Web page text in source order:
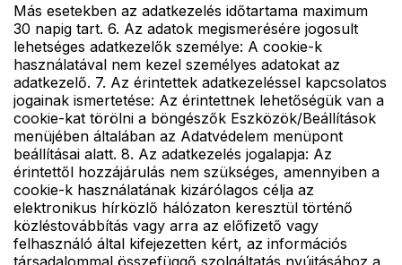
Más esetekben az adatkezelés időtartama maximum
30 napig tart. 6. Az adatok megismerésére jogosult
lehetséges adatkezelők személye: A cookie-k
használatával nem kezel személyes adatokat az
adatkezelő. 7. Az érintettek adatkezeléssel kapcsolatos
jogainak ismertetése: Az érintettnek lehetőségük van a
cookie-kat törölni a böngészők Eszközök/Beállítások
menüjében általában az Adatvédelem menüpont
beállításai alatt. 8. Az adatkezelés jogalapja: Az
érintettől hozzájárulás nem szükséges, amennyiben a
cookie-k használatának kizárólagos célja az
elektronikus hírközlő hálózaton keresztül történő
közléstovábbítás vagy arra az előfizető vagy
felhasználó által kifejezetten kért, az információs
társadalommal összefüggő szolgáltatás nyújtásához a